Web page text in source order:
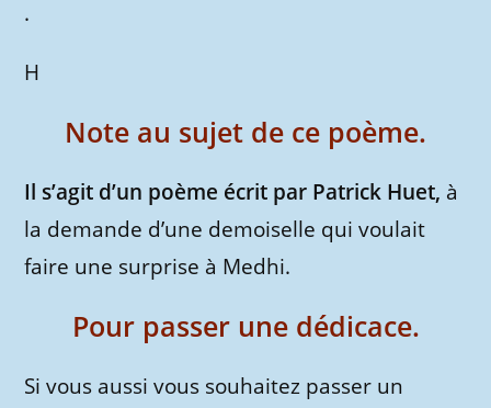
.
H
Note au sujet de ce poème.
Il s’agit d’un poème écrit par Patrick Huet, à
la demande d’une demoiselle qui voulait
faire une surprise à Medhi.
Pour passer une dédicace.
Si vous aussi vous souhaitez passer un